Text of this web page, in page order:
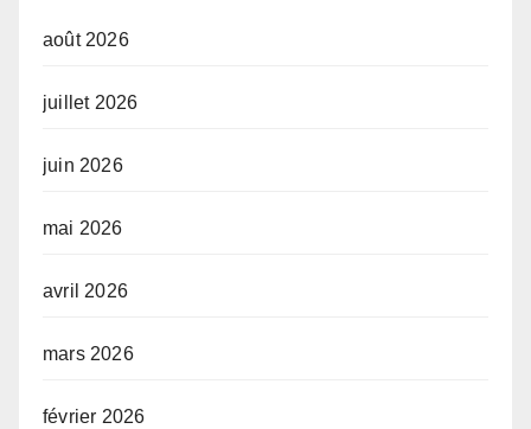
août 2026
juillet 2026
juin 2026
mai 2026
avril 2026
mars 2026
février 2026